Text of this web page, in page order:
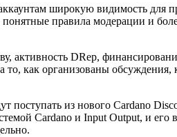
широкую видимость для
правила модерации и
активность DRep,
как организованы
поступать из нового Cardano
Cardano и Input Output, и его